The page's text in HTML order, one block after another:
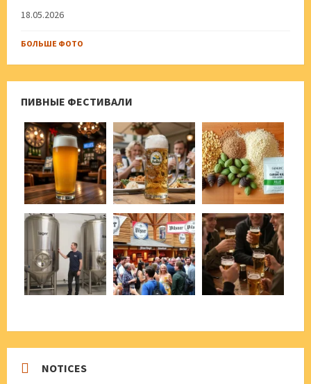
18.05.2026
БОЛЬШЕ ФОТО
ПИВНЫЕ ФЕСТИВАЛИ
NOTICES